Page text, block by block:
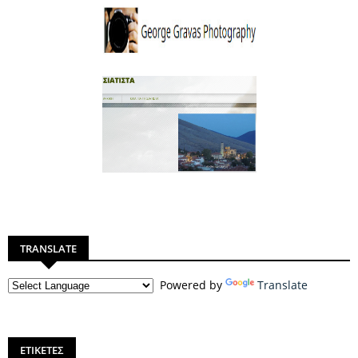
TRANSLATE
Powered by Translate
ΕΤΙΚΕΤΕΣ